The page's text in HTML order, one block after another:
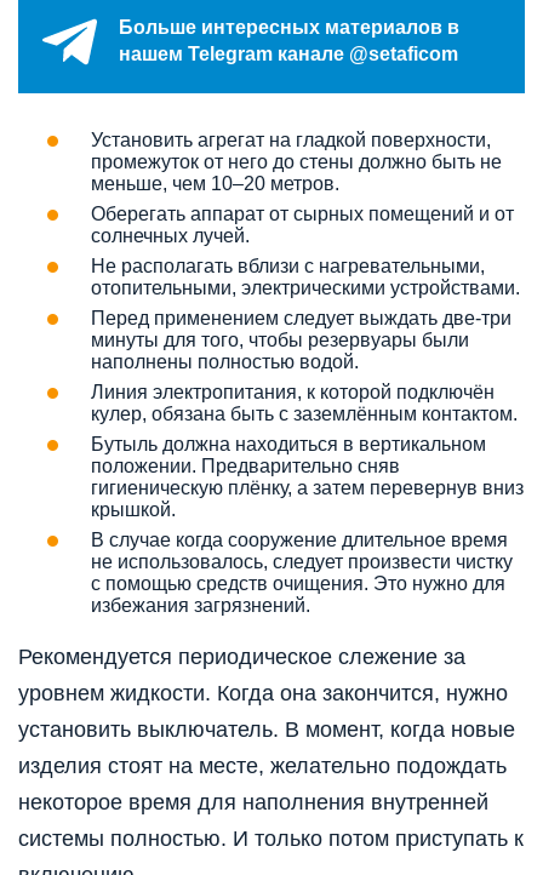
Больше интересных материалов в
нашем Telegram канале @setaficom
Установить агрегат на гладкой поверхности,
промежуток от него до стены должно быть не
меньше, чем 10–20 метров.
Оберегать аппарат от сырных помещений и от
солнечных лучей.
Не располагать вблизи с нагревательными,
отопительными, электрическими устройствами.
Перед применением следует выждать две-три
минуты для того, чтобы резервуары были
наполнены полностью водой.
Линия электропитания, к которой подключён
кулер, обязана быть с заземлённым контактом.
Бутыль должна находиться в вертикальном
положении. Предварительно сняв
гигиеническую плёнку, а затем перевернув вниз
крышкой.
В случае когда сооружение длительное время
не использовалось, следует произвести чистку
с помощью средств очищения. Это нужно для
избежания загрязнений.
Рекомендуется периодическое слежение за
уровнем жидкости. Когда она закончится, нужно
установить выключатель. В момент, когда новые
изделия стоят на месте, желательно подождать
некоторое время для наполнения внутренней
системы полностью. И только потом приступать к